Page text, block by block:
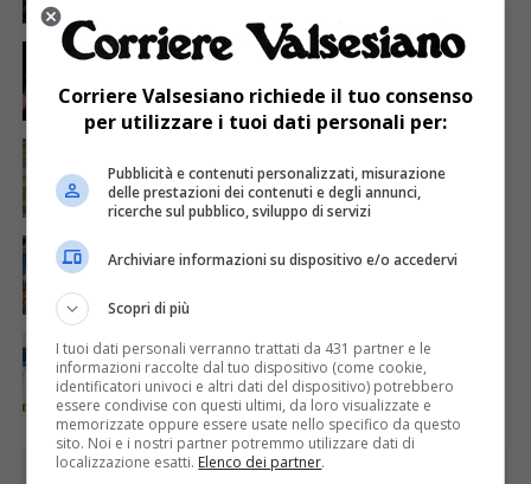
ATTUALITÀ 3 giorni fa
Sabato 8 agosto in piazza a Varallo Gran Galà Lirico
Siccità, Gattinara chiede il riconoscimento dello
stato di calamità naturale
Concluso il Master Gessi Summer Excellence 2026
In biblioteca a Varallo inaugurazione della mostra
fotografica di Sergio Lombardi
PUBBLICITÀ
Corriere Valsesiano richiede il tuo consenso
per utilizzare i tuoi dati personali per:
Pubblicità e contenuti personalizzati, misurazione
delle prestazioni dei contenuti e degli annunci,
ricerche sul pubblico, sviluppo di servizi
Archiviare informazioni su dispositivo e/o accedervi
Scopri di più
I tuoi dati personali verranno trattati da 431 partner e le
informazioni raccolte dal tuo dispositivo (come cookie,
identificatori univoci e altri dati del dispositivo) potrebbero
essere condivise con questi ultimi, da loro visualizzate e
memorizzate oppure essere usate nello specifico da questo
sito. Noi e i nostri partner potremmo utilizzare dati di
localizzazione esatti. Elenco dei partner.